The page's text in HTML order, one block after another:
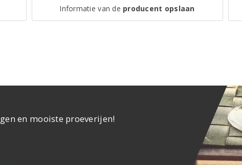
Informatie van de producent opslaan
en mooiste proeverijen!